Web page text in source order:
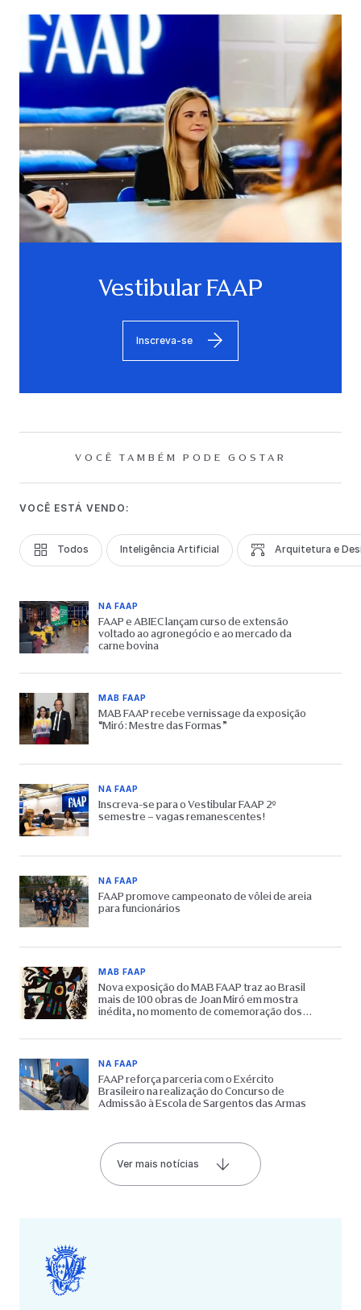
Vestibular FAAP
Inscreva-se
VOCÊ TAMBÉM PODE GOSTAR
VOCÊ ESTÁ VENDO:
Todos Inteligência Artificial Arquitetura e
NA FAAP
FAAP e ABIEC lançam curso de extensão
voltado ao agronegócio e ao mercado da
carne bovina
MAB FAAP
MAB FAAP recebe vernissage da exposição
“Miró: Mestre das Formas”
NA FAAP
Inscreva-se para o Vestibular FAAP 2º
semestre – vagas remanescentes!
NA FAAP
FAAP promove campeonato de vôlei de areia
para funcionários
MAB FAAP
Nova exposição do MAB FAAP traz ao Brasil
mais de 100 obras de Joan Miró em mostra
inédita, no momento de comemoração dos
NA FAAP
FAAP reforça parceria com o Exército
Brasileiro na realização do Concurso de
Admissão à Escola de Sargentos das Armas
Ver mais notícias